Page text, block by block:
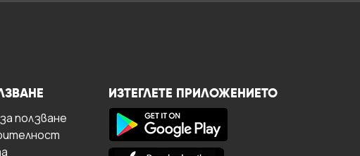
ползване
ИЗТЕГЛЕТЕ ПРИЛОЖЕНИЕТО